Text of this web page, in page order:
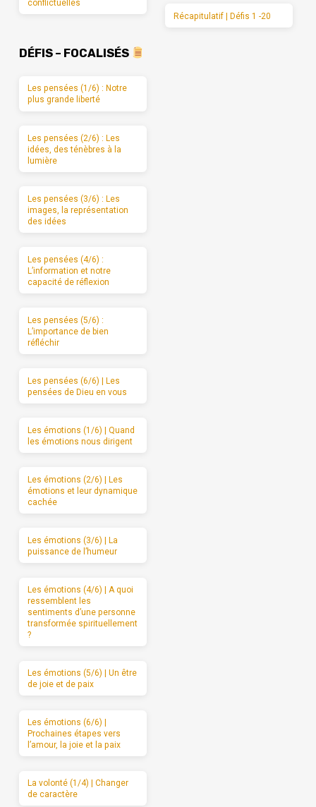
conflictuelles
Récapitulatif | Défis 1 -20
DÉFIS – FOCALISÉS
Les pensées (1/6) : Notre
plus grande liberté
Les pensées (2/6) : Les
idées, des ténèbres à la
lumière
Les pensées (3/6) : Les
images, la représentation
des idées
Les pensées (4/6) :
L’information et notre
capacité de réflexion
Les pensées (5/6) :
L’importance de bien
réfléchir
Les pensées (6/6) | Les
pensées de Dieu en vous
Les émotions (1/6) | Quand
les émotions nous dirigent
Les émotions (2/6) | Les
émotions et leur dynamique
cachée
Les émotions (3/6) | La
puissance de l’humeur
Les émotions (4/6) | A quoi
ressemblent les
sentiments d’une personne
transformée spirituellement
?
Les émotions (5/6) | Un être
de joie et de paix
Les émotions (6/6) |
Prochaines étapes vers
l’amour, la joie et la paix
La volonté (1/4) | Changer
de caractère